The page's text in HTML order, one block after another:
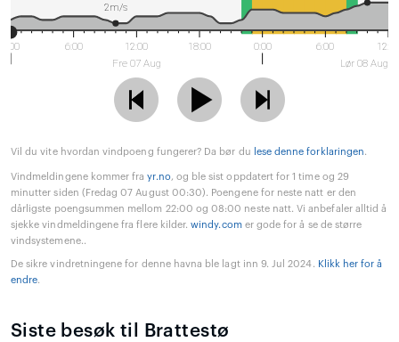
0:00 6:00
12:00
Fre 07 Aug
18:00 0:00 6:00
Lør 08 Aug
2m/s
Vil du vite hvordan vindpoeng fungerer? Da bør du lese denne forklaringen.
Vindmeldingene kommer frayr.no, og ble sist oppdatert for 1 time og 29
minutter siden (Fredag 07 August 00:30). Poengene for neste natt er den
dårligste poengsummen mellom 22:00 og 08:00 neste natt. Vi anbefaler alltid å
sjekke vindmeldingene fra flere kilder.windy.comer gode for å se de større
vindsystemene..
De sikre vindretningene for denne havna ble lagt inn 9. Jul 2024. Klikk her for å
endre.
Siste besøk til Brattestø